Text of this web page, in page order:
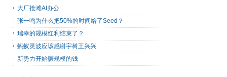
大厂抢滩AI办公
张一鸣为什么把50%的时间给了Seed？
瑞幸的规模红利结束了？
蚂蚁灵波应该感谢宇树王兴兴
新势力开始赚规模的钱